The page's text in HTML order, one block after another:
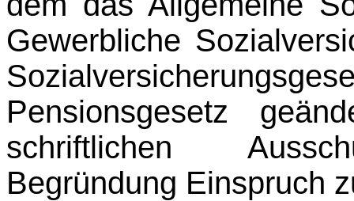
Gewerbliche
Pensionsgesetz
schriftlichen
Begründung Einspruch